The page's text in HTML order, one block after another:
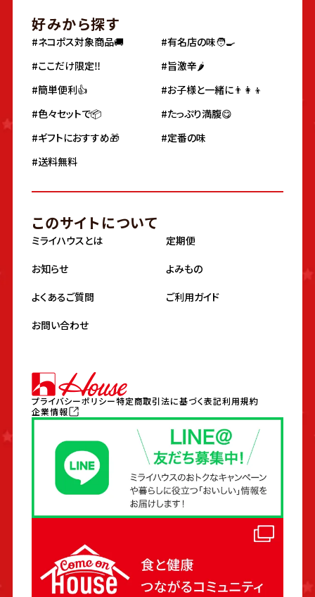
プライバシーポリシー特定商取引法に基づく表記利用規約
企業情報
好みから探す
#ネコポス対象商品🚚
#有名店の味🧑‍🍳
#ここだけ限定‼️
#旨激辛🌶
#簡単便利👍
#お子様と一緒に👨‍👩‍👦
#色々セットで📦
#たっぷり満腹😋
#ギフトにおすすめ🎁
#定番の味
#送料無料
このサイトについて
ミライハウスとは
定期便
お知らせ
よみもの
よくあるご質問
ご利用ガイド
お問い合わせ